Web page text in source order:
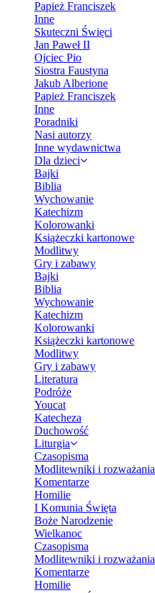
Papież Franciszek
Inne
Skuteczni Święci
Jan Paweł II
Ojciec Pio
Siostra Faustyna
Jakub Alberione
Papież Franciszek
Inne
Poradniki
Nasi autorzy
Inne wydawnictwa
Dla dzieci
Bajki
Biblia
Wychowanie
Katechizm
Kolorowanki
Książeczki kartonowe
Modlitwy
Gry i zabawy
Bajki
Biblia
Wychowanie
Katechizm
Kolorowanki
Książeczki kartonowe
Modlitwy
Gry i zabawy
Literatura
Podróże
Youcat
Katecheza
Duchowość
Liturgia
Czasopisma
Modlitewniki i rozważania
Komentarze
Homilie
I Komunia Święta
Boże Narodzenie
Wielkanoc
Czasopisma
Modlitewniki i rozważania
Komentarze
Homilie